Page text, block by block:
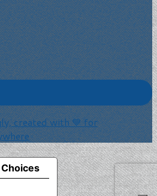
created with 💙 for